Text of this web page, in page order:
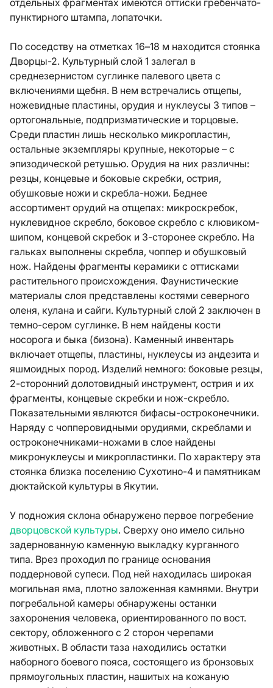
пунктирного штампа, лопаточки.
По соседству на отметках 16–18 м находится стоянка
Дворцы-2. Культурный слой 1 залегал в
среднезернистом суглинке палевого цвета с
включениями щебня. В нем встречались отщепы,
ножевидные пластины, орудия и нуклеусы 3 типов –
ортогональные, подпризматические и торцовые.
Среди пластин лишь несколько микропластин,
остальные экземпляры крупные, некоторые – с
эпизодической ретушью. Орудия на них различны:
резцы, концевые и боковые скребки, острия,
обушковые ножи и скребла-ножи. Беднее
ассортимент орудий на отщепах: микроскребок,
нуклевидное скребло, боковое скребло с клювиком-
шипом, концевой скребок и 3-сторонее скребло. На
гальках выполнены скребла, чоппер и обушковый
нож. Найдены фрагменты керамики с оттисками
растительного происхождения. Фаунистические
материалы слоя представлены костями северного
оленя, кулана и сайги. Культурный слой 2 заключен в
темно-сером суглинке. В нем найдены кости
носорога и быка (бизона). Каменный инвентарь
включает отщепы, пластины, нуклеусы из андезита и
яшмоидных пород. Изделий немного: боковые резцы,
2-сторонний долотовидный инструмент, острия и их
фрагменты, концевые скребки и нож-скребло.
Показательными являются бифасы-остроконечники.
Наряду с чопперовидными орудиями, скреблами и
остроконечниками-ножами в слое найдены
микронуклеусы и микропластинки. По характеру эта
стоянка близка поселению Сухотино-4 и памятникам
дюктайской культуры в Якутии.
У подножия склона обнаружено первое погребение
дворцовской культуры. Сверху оно имело сильно
задернованную каменную выкладку курганного
типа. Врез проходил по границе основания
поддерновой супеси. Под ней находилась широкая
могильная яма, плотно заложенная камнями. Внутри
погребальной камеры обнаружены останки
захоронения человека, ориентированного по вост.
сектору, обложенного с 2 сторон черепами
животных. В области таза находились остатки
наборного боевого пояса, состоящего из бронзовых
прямоугольных пластин, нашитых на кожаную